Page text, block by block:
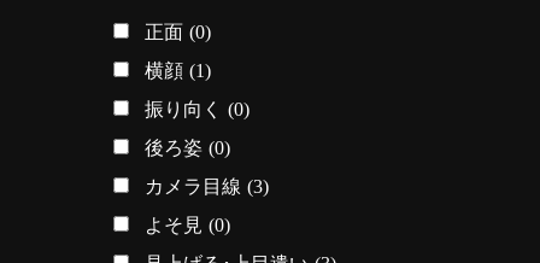
正面 (0)
横顔 (1)
振り向く
(0)
後ろ姿 (0)
カメラ目線 (3)
よそ見 (0)